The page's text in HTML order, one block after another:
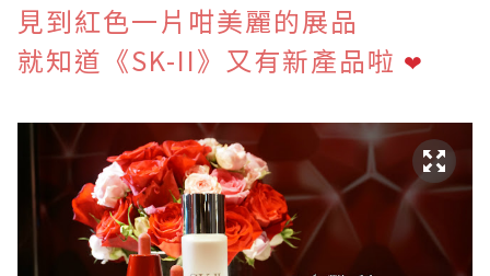
見到紅色一片咁美麗的展品
就知道《SK-II》又有新產品啦 ❤